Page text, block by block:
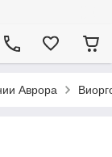
Аврора